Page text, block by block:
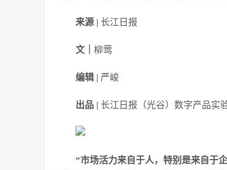
来源 | 长江日报
文｜ 柳莺
编辑 | 严峻
出品 | 长江日报（光谷）数字产品实
“市场活力来自于人，特别是来自于